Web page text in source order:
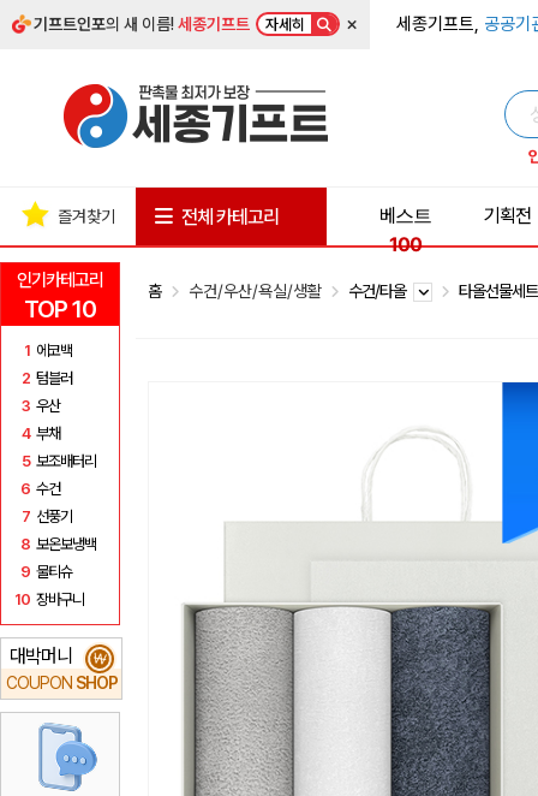
기프트인포의 새 이름!세종기프트 자세히 × 세종기프트, 공공기
인기카테고리
TOP 10
1 에코백
2 텀블러
3 우산
4 부채
5 보조배터리
6 수건
7 선풍기
8 보온보냉백
9 물티슈
10 장바구니
대박머니
COUPON SHOP
₩
즐겨찾기 전체 카테고리
베스트
100
기획전
홈 수건/우산/욕실/생활 수건/타올 타올선물세